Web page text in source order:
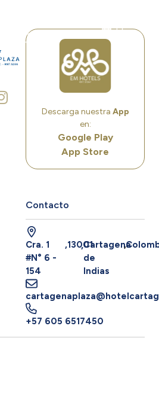
ES
Descarga nuestra App
en:
Google Play
App Store
Contacto
Cra. 1
#N° 6 -
154
,13001
,Cartagena
de
Indias
,
+57 605 6517450